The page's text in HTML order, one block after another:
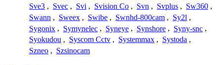
Sve3 , Svec , Svi , Svision Co , Svn , Svplus , Sw360 ,
Swann , Sweex , Swibe , Swnhd-800cam , Sy2l ,
Sygonix , Symynelec , Syneye , Synshore , Syny-snc ,
Syokudou , Syscom Cctv , Systemmax , Systoda ,
Szneo , Szsinocam